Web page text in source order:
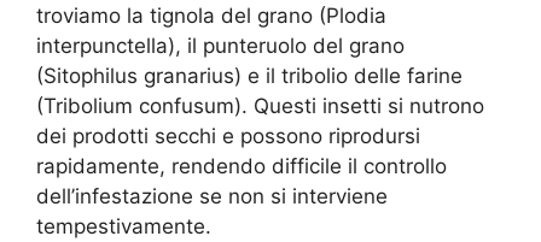
troviamo la tignola del grano (Plodia
interpunctella), il punteruolo del grano
(Sitophilus granarius) e il tribolio delle farine
(Tribolium confusum). Questi insetti si nutrono
dei prodotti secchi e possono riprodursi
rapidamente, rendendo difficile il controllo
dell’infestazione se non si interviene
tempestivamente.